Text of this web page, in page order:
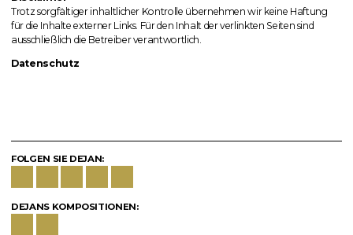
Trotz sorgfältiger inhaltlicher Kontrolle übernehmen wir keine Haftung
für die Inhalte externer Links. Für den Inhalt der verlinkten Seiten sind
ausschließlich die Betreiber verantwortlich.
Datenschutz
FOLGEN SIE DEJAN:
DEJANS KOMPOSITIONEN: